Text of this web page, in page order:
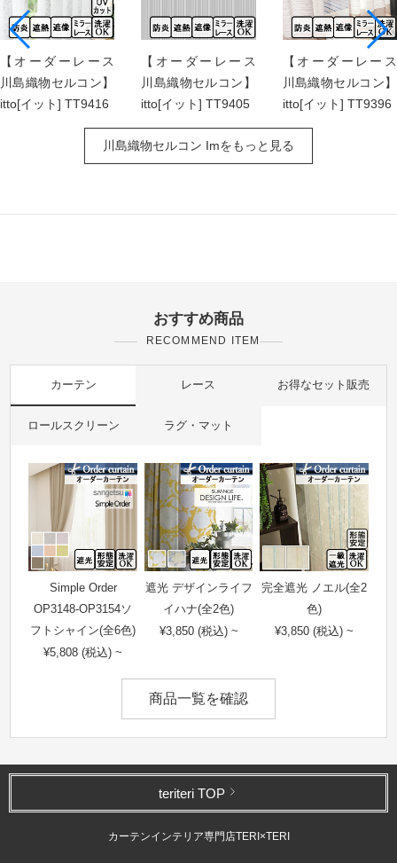
【オーダーレース
川島織物セルコン】
itto[イット] TT9416
【オーダーレース
川島織物セルコン】
itto[イット] TT9405
【オーダーレース
川島織物セルコン】
itto[イット] TT9396
川島織物セルコン Imをもっと見る
おすすめ商品
RECOMMEND ITEM
カーテン レース お得なセット販売
ロールスクリーン ラグ・マット
Simple Order
OP3148-OP3154ソ
フトシャイン(全6色)
¥5,808 (税込) ~
遮光 デザインライフ
イハナ(全2色)
¥3,850 (税込) ~
完全遮光 ノエル(全2
色)
¥3,850 (税込) ~
商品一覧を確認
teriteri TOP
カーテンインテリア専門店TERI×TERI